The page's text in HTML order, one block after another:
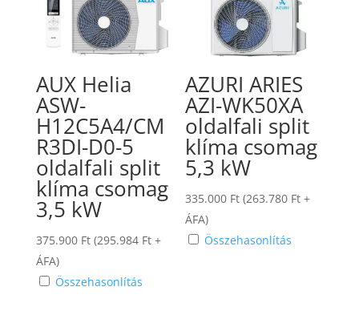
AUX Helia
ASW-
H12C5A4/CM
R3DI-D0-5
oldalfali split
klíma csomag
3,5 kW
375.900 Ft (295.984 Ft+
ÁFA)
Összehasonlítás
AZURI ARIES
AZI-WK50XA
oldalfali split
klíma csomag
5,3 kW
335.000 Ft (263.780 Ft +
ÁFA)
Összehasonlítás